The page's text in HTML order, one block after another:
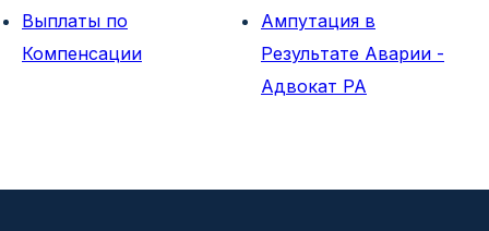
Выплаты по
Компенсации
Ампутация в
Результате Аварии -
Адвокат PA